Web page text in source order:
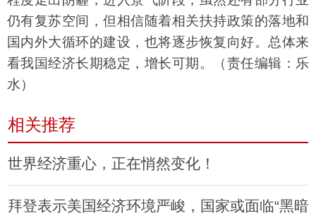
仍有复苏空间，但相信随着相关扶持政策的落地和
国内外大循环的建设，也将逐步恢复向好。总体来
看我国经济长期稳定，增长可期。（责任编辑：乐
水）
相关推荐
世界经济重心，正在悄然变化！
拜登表示美国经济环境严峻，国家或面临“黑暗